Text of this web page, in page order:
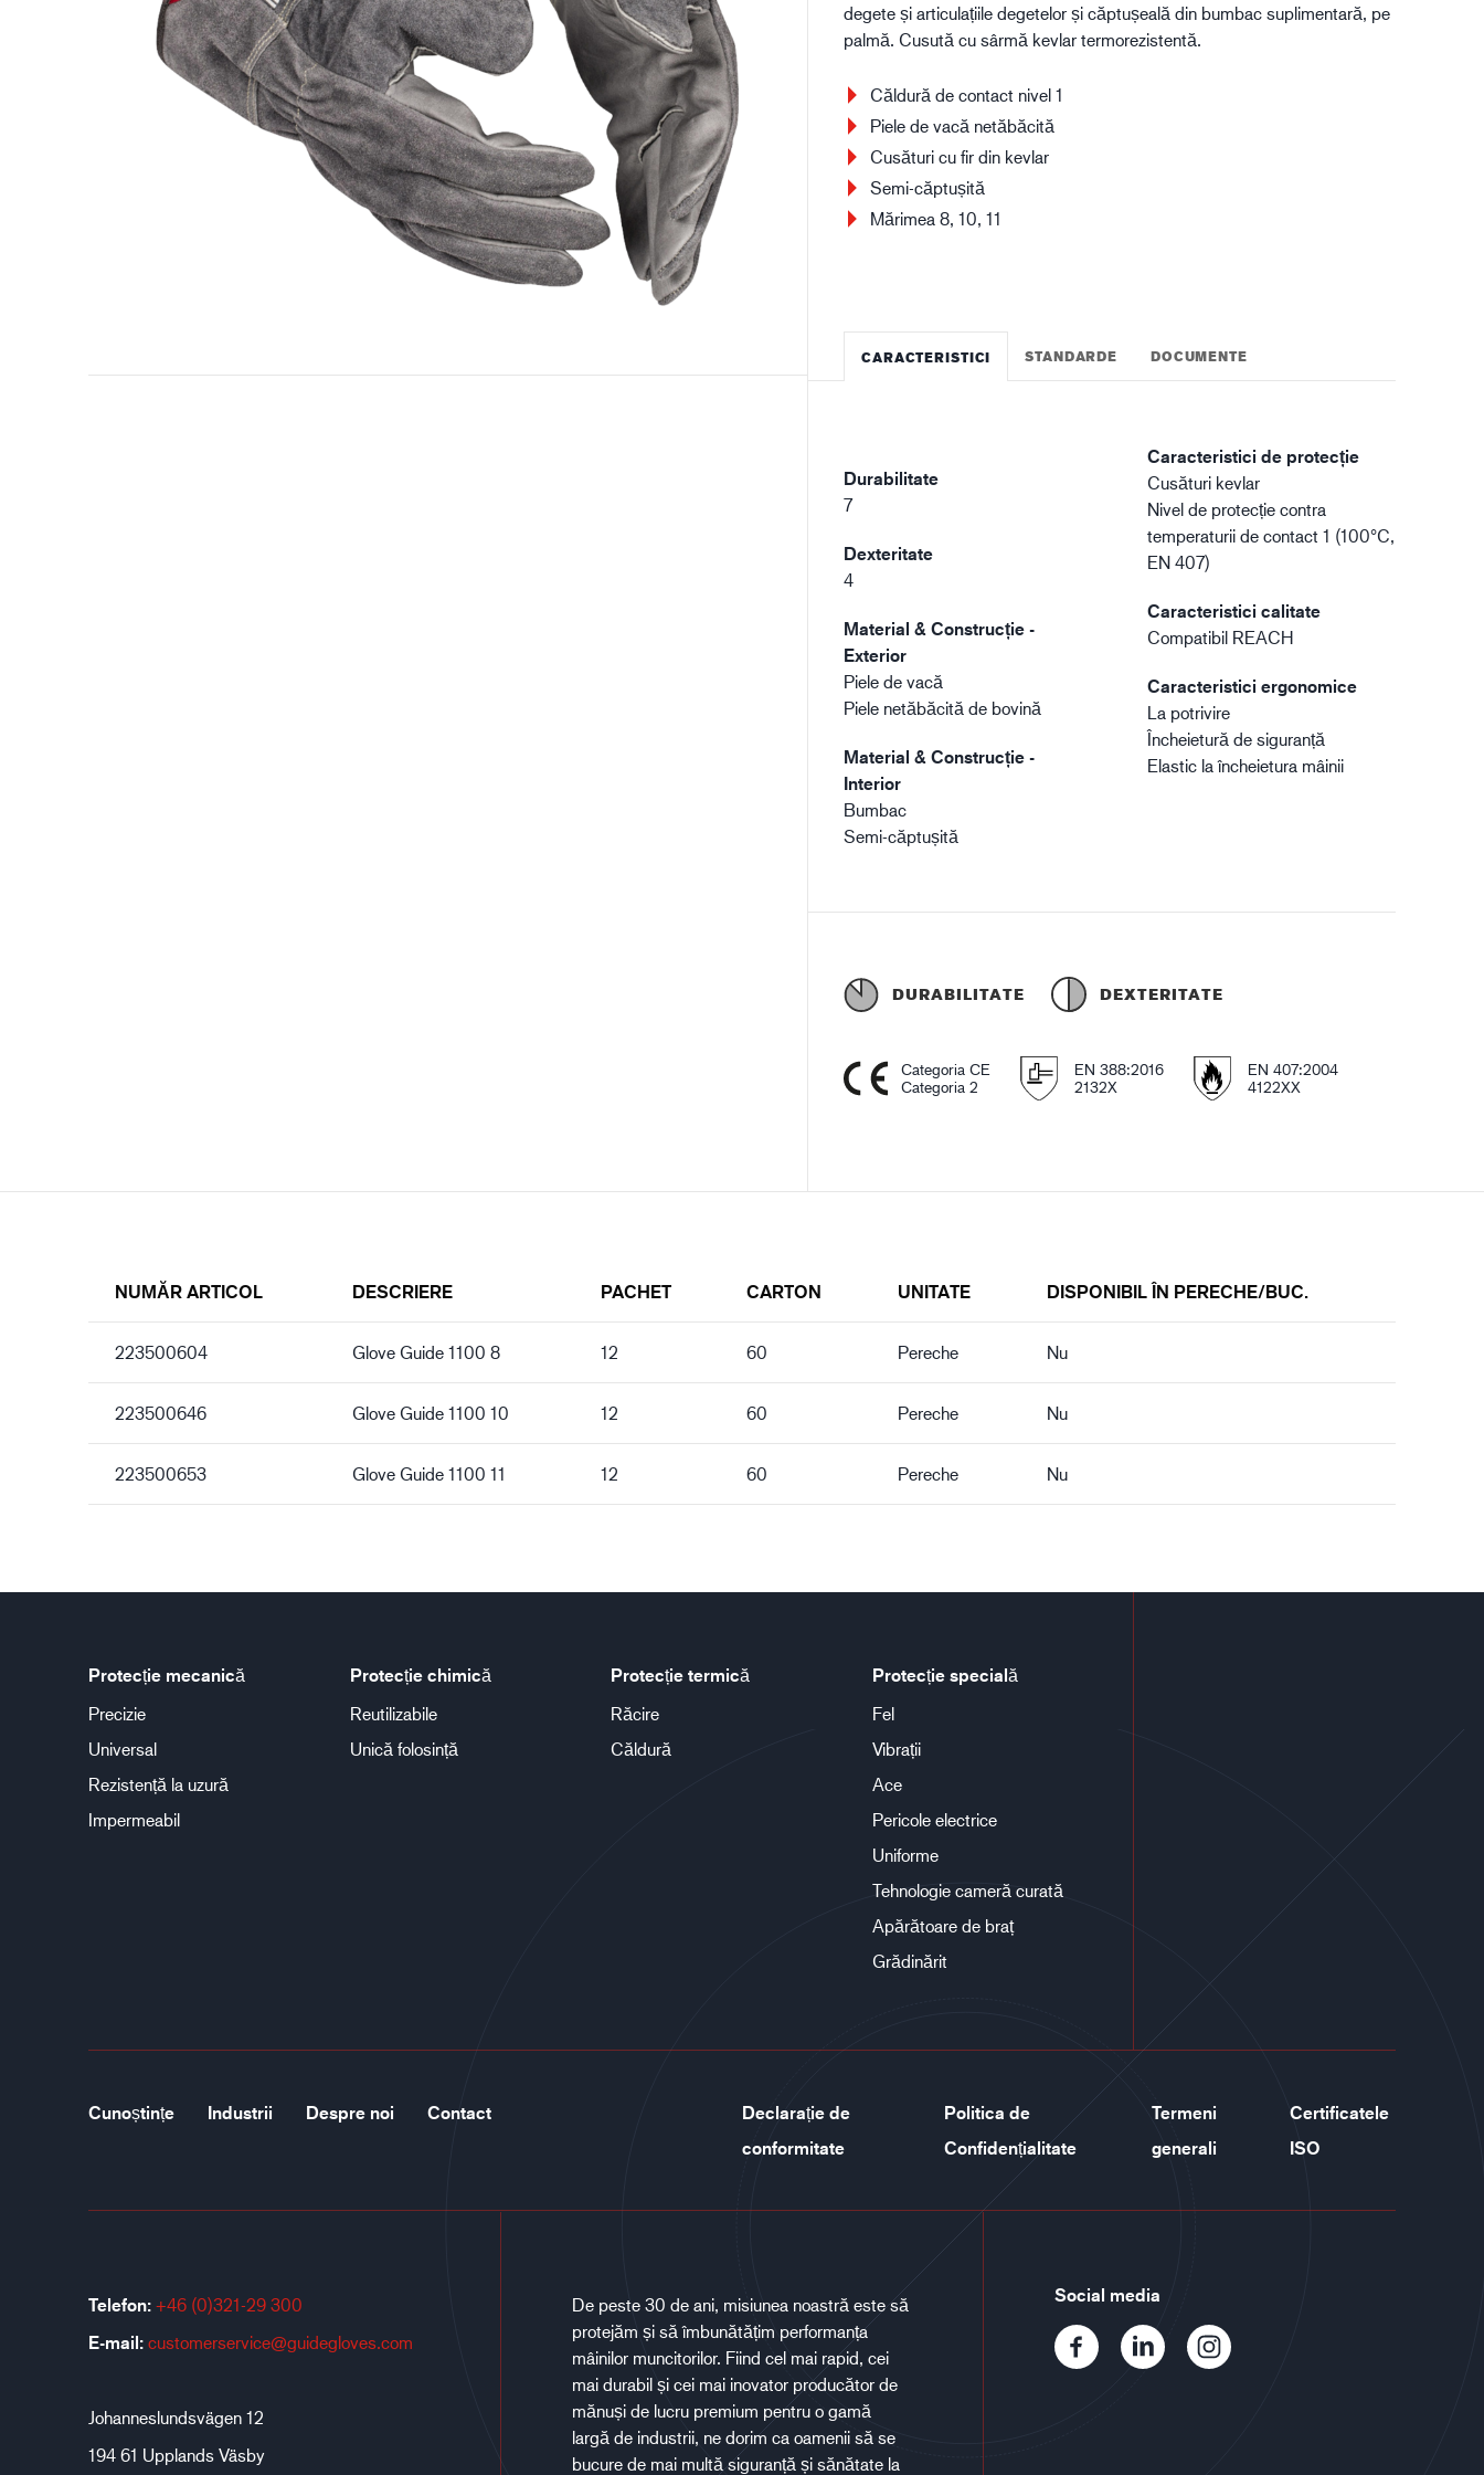
Industria de petrol și gaze Construcții Logistică
degete și articulațiile degetelor și căptușeală din bumbac suplimentară, pe
palmă. Cusută cu sârmă kevlar termorezistentă.
Căldură de contact nivel 1
Piele de vacă netăbăcită
Cusături cu fir din kevlar
Semi-căptușită
Mărimea 8, 10, 11
CARACTERISTICI STANDARDE DOCUMENTE
Durabilitate
7
Dexteritate
4
Material & Construcție -
Exterior
Piele de vacă
Piele netăbăcită de bovină
Material & Construcție -
Interior
Bumbac
Semi-căptușită
Caracteristici de protecție
Cusături kevlar
Nivel de protecție contra
temperaturii de contact 1 (100°C,
EN 407)
Caracteristici calitate
Compatibil REACH
Caracteristici ergonomice
La potrivire
Încheietură de siguranță
Elastic la încheietura mâinii
DURABILITATE DEXTERITATE
Categoria CE
Categoria 2
EN 388:2016
2132X
EN 407:2004
4122XX
NUMĂR ARTICOL DESCRIERE PACHET CARTON UNITATE DISPONIBIL ÎN PERECHE/BUC.
223500604 Glove Guide 1100 8 12 60 Pereche Nu
223500646 Glove Guide 1100 10 12 60 Pereche Nu
223500653 Glove Guide 1100 11 12 60 Pereche Nu
Protecție mecanică
Precizie
Universal
Rezistență la uzură
Impermeabil
Protecție chimică
Reutilizabile
Unică folosință
Protecție termică
Răcire
Căldură
Protecție specială
Fel
Vibrații
Ace
Pericole electrice
Uniforme
Tehnologie cameră curată
Apărătoare de braț
Grădinărit
Cunoștințe Industrii Despre noi Contact
Declarație de
conformitate
Politica de
Confidențialitate
Termeni
generali
Certificatele
ISO
Telefon: +46 (0)321-29 300
E-mail: customerservice@guidegloves.com
Johanneslundsvägen 12
194 61 Upplands Väsby
De peste 30 de ani, misiunea noastră este să
protejăm și să îmbunătățim performanța
mâinilor muncitorilor. Fiind cel mai rapid, cei
mai durabil și cei mai inovator producător de
mănuși de lucru premium pentru o gamă
largă de industrii, ne dorim ca oamenii să se
bucure de mai multă siguranță și sănătate la
Social media